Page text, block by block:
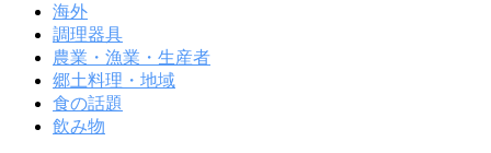
海外
調理器具
農業・漁業・生産者
郷土料理・地域
食の話題
飲み物